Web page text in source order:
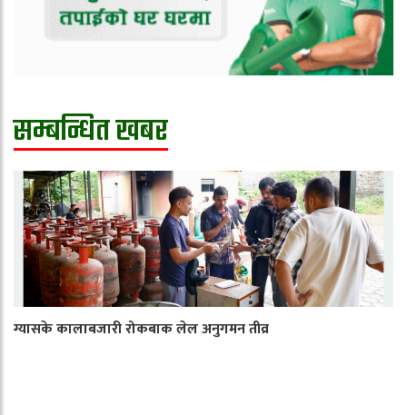
सम्बन्धित खबर
ग्यासके कालाबजारी रोकबाक लेल अनुगमन तीव्र